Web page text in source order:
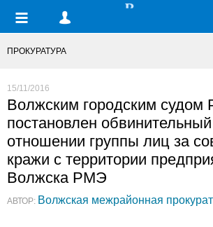
ПРОКУРАТУРА
15/11/2016
Волжским городским
постановлен
отношении группы лиц за
кражи с территории
Волжска РМЭ
АВТОР: Волжская межрайонная